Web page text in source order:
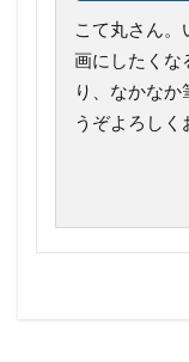
こて丸さん。
画にしたくな
り、なかな
うぞよろしく